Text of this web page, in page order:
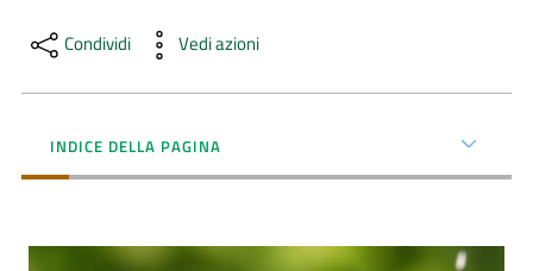
Carta
Servizi
Condividi Vedi azioni
INDICE DELLA PAGINA